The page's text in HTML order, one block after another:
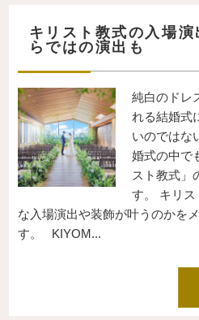
キリスト教式の入場
らではの演出も
純白のドレ
れる結婚式
いのではな
婚式の中で
スト教式」
す。 キリ
な入場演出や装飾が叶うのかを
す。 KIYOM...